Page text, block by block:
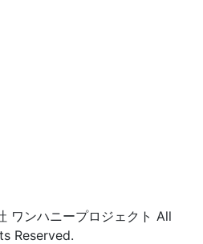
ンハニープロジェクト All
Reserved.